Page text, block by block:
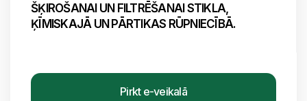
ŠĶIROŠANAI UN FILTRĒŠANAI STIKLA,
ĶĪMISKAJĀ UN PĀRTIKAS RŪPNIECĪBĀ.
Pirkt e-veikalā